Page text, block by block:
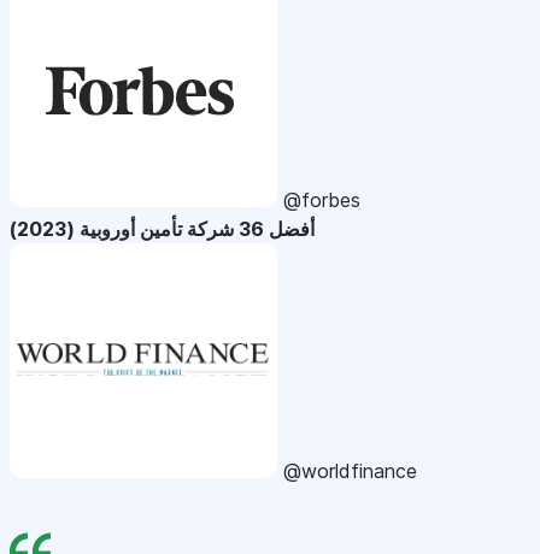
@forbes
أفضل 36 شركة تأمين أوروبية (2023)
@worldfinance